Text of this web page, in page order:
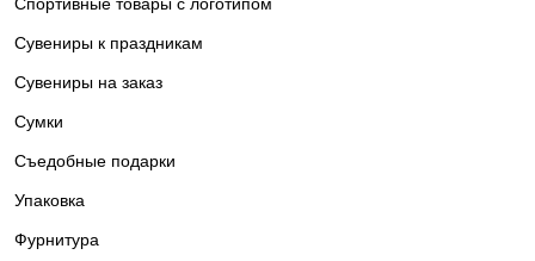
Сувениры к праздникам
Сувениры на заказ
Сумки
Съедобные подарки
Упаковка
Фурнитура